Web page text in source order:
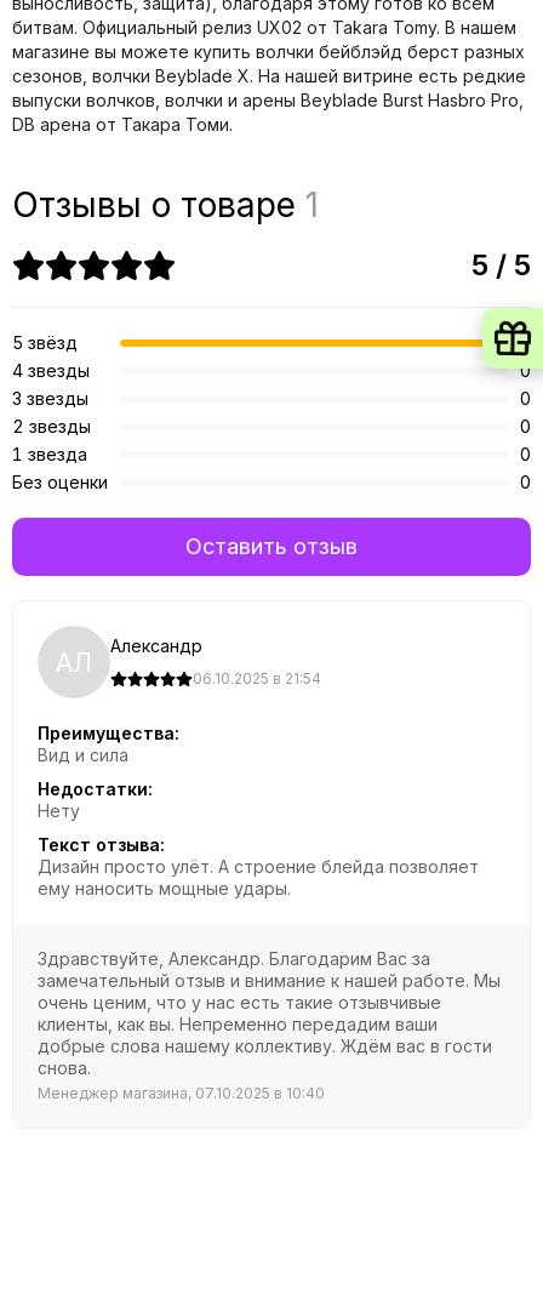
битвам. Официальный релиз UX02 от Takara Tomy. В нашем
магазине вы можете купить волчки бейблэйд берст разных
сезонов, волчки Beyblade X. На нашей витрине есть редкие
выпуски волчков, волчки и арены Beyblade Burst Hasbro Pro,
DB арена от Такара Томи.
Отзывы о товаре 1
АЛ Александр
06.10.2025 в 21:54
Преимущества:
Вид и сила
Недостатки:
Нету
Текст отзыва:
Дизайн просто улёт. А строение блейда позволяет
ему наносить мощные удары.
Здравствуйте, Александр. Благодарим Вас за
замечательный отзыв и внимание к нашей работе. Мы
очень ценим, что у нас есть такие отзывчивые
клиенты, как вы. Непременно передадим ваши
добрые слова нашему коллективу. Ждём вас в гости
снова.
Менеджер магазина, 07.10.2025 в 10:40
5 / 5
5 звёзд
1
4 звезды
0
3 звезды
0
2 звезды
0
1 звезда
0
Без оценки
0
Оставить отзыв